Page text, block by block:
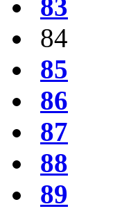
83
84
85
86
87
88
89